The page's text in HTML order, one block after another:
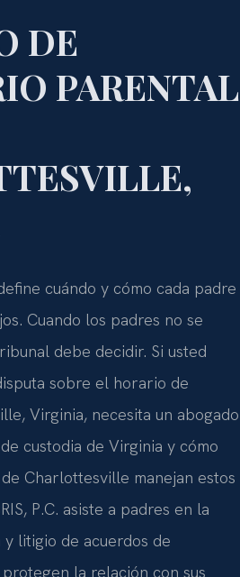
DE
PARENTAL
cuándo y cómo cada padre
Cuando los padres no se
debe decidir. Si usted
sobre el horario de
Virginia, necesita un abogado
custodia de Virginia y cómo
Charlottesville manejan estos
P.C. asiste a padres en la
litigio de acuerdos de
la relación con sus